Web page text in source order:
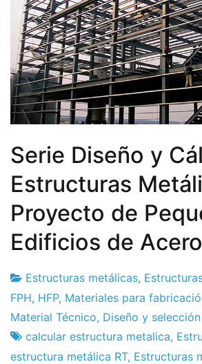
Serie Diseño y
Estructuras
Proyecto de
Edificios de Acero
Fábrica
de
proyectos
26
de
enero
de
Estructuras metálicas,
FPH, HFP, Materiales para
Material Técnico, Diseño y
calcular estructura metalica,
estructura metálica RT, Estructuras